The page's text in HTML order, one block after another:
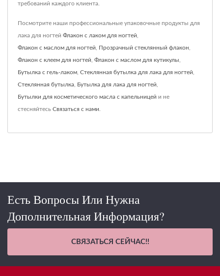
требований каждого клиента.
Посмотрите наши профессиональные упаковочные продукты для
лака для ногтей Флакон с лаком для ногтей
Флакон с маслом для ногтей Прозрачный стеклянный флакон
Флакон с клеем для ногтей Флакон с маслом для кутикулы
Бутылка с гель-лаком Стеклянная бутылка для лака для ногтей
Стеклянная бутылка Бутылка для лака для ногтей
Бутылки для косметического масла с капельницей и не
стесняйтесь Связаться с нами
Есть Вопросы Или Нужна
Дополнительная Информация?
СВЯЗАТЬСЯ СЕЙЧАС!!